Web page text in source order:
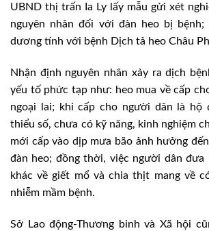
UBND thị trấn Ia Ly lấy mẫu gửi xét
nguyên nhân đối với đàn heo bị
dương tính với bệnh Dịch tả heo Châu
Nhận định nguyên nhân xảy ra dịch
yếu tố phức tạp như: heo mua về cấp
ngoại lai; khi cấp cho người dân là hộ
thiểu số, chưa có kỹ năng, kinh nghiệm
mới cấp vào dịp mưa bão ảnh hưởng
đàn heo; đồng thời, việc người dân đưa
khác về giết mổ và chia thịt mang về
nhiễm mầm bệnh.
Sở Lao động-Thương binh và Xã hội